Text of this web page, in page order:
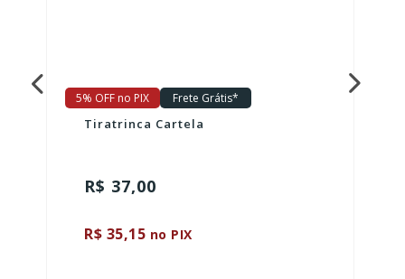
5% OFF no PIX Frete Grátis*
Tiratrinca Cartela
R$ 37,00
R$ 35,15 no PIX